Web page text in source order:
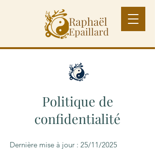
Raphaël
Epaillard
Politique de
confidentialité
Dernière mise à jour : 25/11/2025